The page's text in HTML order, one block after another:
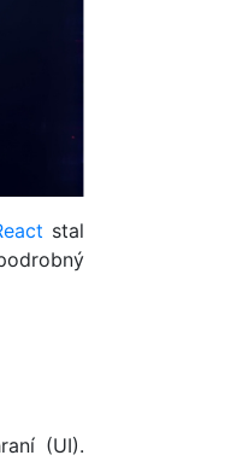
stal
(UI).